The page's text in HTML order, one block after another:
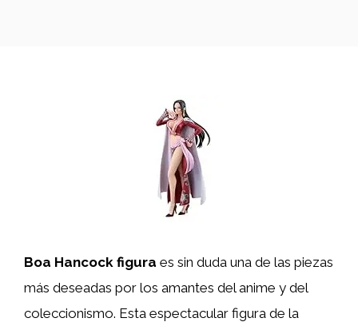
Boa Hancock figura es sin duda una de las piezas
más deseadas por los amantes del anime y del
coleccionismo. Esta espectacular figura de la